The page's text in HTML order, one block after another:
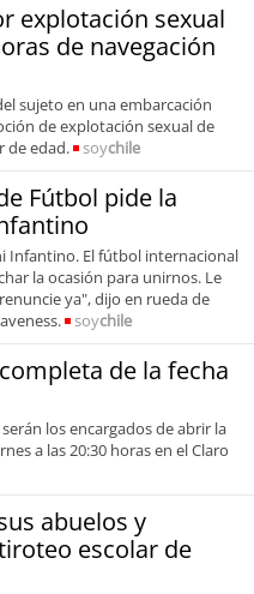
explotación sexual
de navegación
sujeto en una embarcación
de explotación sexual de
de edad.
soychile
Fútbol pide la
Infantino. El fútbol internacional
la ocasión para unirnos. Le
ya", dijo en rueda de
soychile
de la fecha
los encargados de abrir la
a las 20:30 horas en el Claro
abuelos y
escolar de